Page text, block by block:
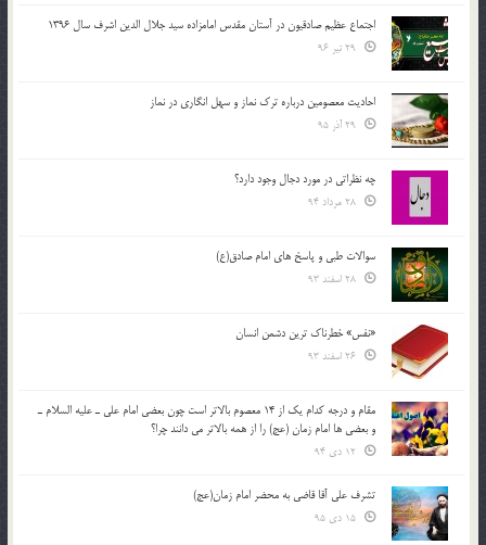
اجتماع عظیم صادقیون در آستان مقدس امامزاده سید جلال الدین اشرف سال 1396
احادیث معصومین درباره ترک نماز و سهل انگاری در نماز
چه نظراتی در مورد دجال وجود دارد؟
سوالات طبی و پاسخ های امام صادق(ع)
«نفس» خطرناک ترین دشمن انسان
مقام و درجه كدام يك از 14 معصوم بالاتر است چون بعضي امام علي ـ عليه السلام ـ
و بعضي ها امام زمان (عج) را از همه بالاتر مي دانند چرا؟
تشرف علي آقا قاضي به محضر امام زمان(عج)